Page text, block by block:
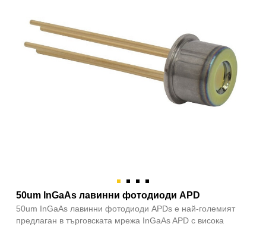
50um InGaAs лавинни фотодиоди APD
50um InGaAs лавинни фотодиоди APDs е най-големият
предлаган в търговската мрежа InGaAs APD с висока